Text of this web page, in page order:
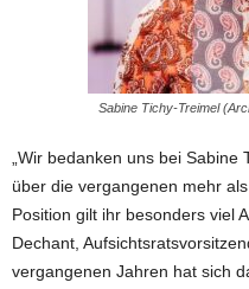
Sabine Tichy-Treimel
„Wir bedanken uns bei
über die vergangenen mehr
Position gilt ihr besonders viel
Dechant,
vergangenen Jahren hat sich